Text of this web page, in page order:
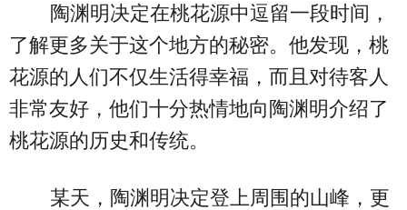
陶渊明决定在桃花源中逗留一段时间，
了解更多关于这个地方的秘密。他发现，桃
花源的人们不仅生活得幸福，而且对待客人
非常友好，他们十分热情地向陶渊明介绍了
桃花源的历史和传统。
某天，陶渊明决定登上周围的山峰，更